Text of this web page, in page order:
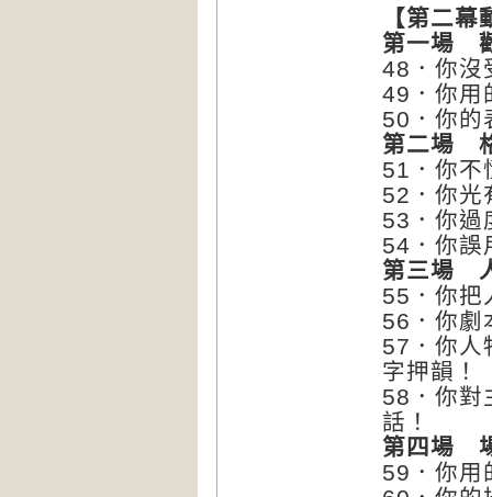
【第二幕
第一場
48．你沒
49．你用
50．你的
第二場
51．你不
52．你光
53．你過
54．你誤
第三場
55．你把
56．你劇
57．你人
字押韻！
58．你對
話！
第四場
59．你用